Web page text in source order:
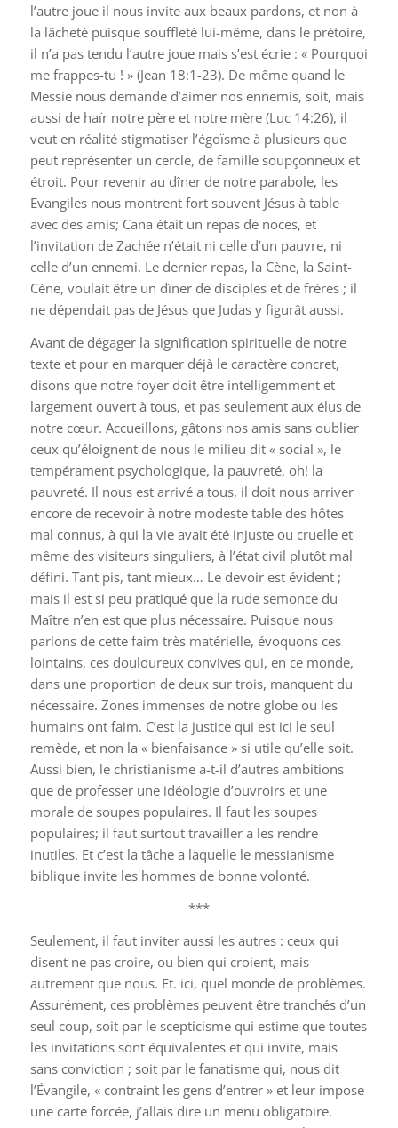
l’autre joue il nous invite aux beaux pardons, et non à
la lâcheté puisque souffleté lui-même, dans le prétoire,
il n’a pas tendu l’autre joue mais s’est écrie : « Pourquoi
me frappes-tu ! » (Jean 18:1-23). De même quand le
Messie nous demande d’aimer nos ennemis, soit, mais
aussi de haïr notre père et notre mère (Luc 14:26), il
veut en réalité stigmatiser l’égoïsme à plusieurs que
peut représenter un cercle, de famille soupçonneux et
étroit. Pour revenir au dîner de notre parabole, les
Evangiles nous montrent fort souvent Jésus à table
avec des amis; Cana était un repas de noces, et
l’invitation de Zachée n’était ni celle d’un pauvre, ni
celle d’un ennemi. Le dernier repas, la Cène, la Saint-
Cène, voulait être un dîner de disciples et de frères ; il
ne dépendait pas de Jésus que Judas y figurât aussi.
Avant de dégager la signification spirituelle de notre
texte et pour en marquer déjà le caractère concret,
disons que notre foyer doit être intelligemment et
largement ouvert à tous, et pas seulement aux élus de
notre cœur. Accueillons, gâtons nos amis sans oublier
ceux qu’éloignent de nous le milieu dit « social », le
tempérament psychologique, la pauvreté, oh! la
pauvreté. Il nous est arrivé a tous, il doit nous arriver
encore de recevoir à notre modeste table des hôtes
mal connus, à qui la vie avait été injuste ou cruelle et
même des visiteurs singuliers, à l’état civil plutôt mal
défini. Tant pis, tant mieux… Le devoir est évident ;
mais il est si peu pratiqué que la rude semonce du
Maître n’en est que plus nécessaire. Puisque nous
parlons de cette faim très matérielle, évoquons ces
lointains, ces douloureux convives qui, en ce monde,
dans une proportion de deux sur trois, manquent du
nécessaire. Zones immenses de notre globe ou les
humains ont faim. C’est la justice qui est ici le seul
remède, et non la « bienfaisance » si utile qu’elle soit.
Aussi bien, le christianisme a-t-il d’autres ambitions
que de professer une idéologie d’ouvroirs et une
morale de soupes populaires. Il faut les soupes
populaires; il faut surtout travailler a les rendre
inutiles. Et c’est la tâche a laquelle le messianisme
biblique invite les hommes de bonne volonté.
***
Seulement, il faut inviter aussi les autres : ceux qui
disent ne pas croire, ou bien qui croient, mais
autrement que nous. Et. ici, quel monde de problèmes.
Assurément, ces problèmes peuvent être tranchés d’un
seul coup, soit par le scepticisme qui estime que toutes
les invitations sont équivalentes et qui invite, mais
sans conviction ; soit par le fanatisme qui, nous dit
l’Évangile, « contraint les gens d’entrer » et leur impose
une carte forcée, j’allais dire un menu obligatoire.